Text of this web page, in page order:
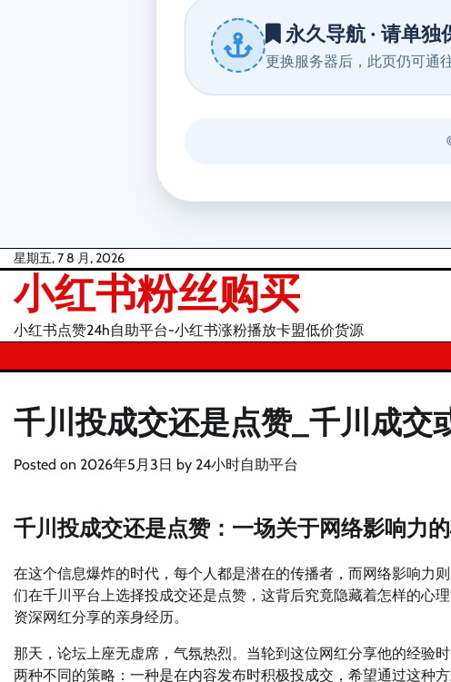
Skip
content
星期五, 7 8 月, 2026
小红书粉丝购买
小红书点赞24h自助平台-小红书涨粉播放卡盟低价货源
千川投成交还是点赞_千川成交
Posted on 2026年5月3日 by 24小时自助平台
千川投成交还是点赞：一场关于网络影响力
在这个信息爆炸的时代，每个人都是潜在的传播者，而网络影响力
们在千川平台上选择投成交还是点赞，这背后究竟隐藏着怎样的心
资深网红分享的亲身经历。
那天，论坛上座无虚席，气氛热烈。当轮到这位网红分享他的经验
两种不同的策略：一种是在内容发布时积极投成交，希望通过这种